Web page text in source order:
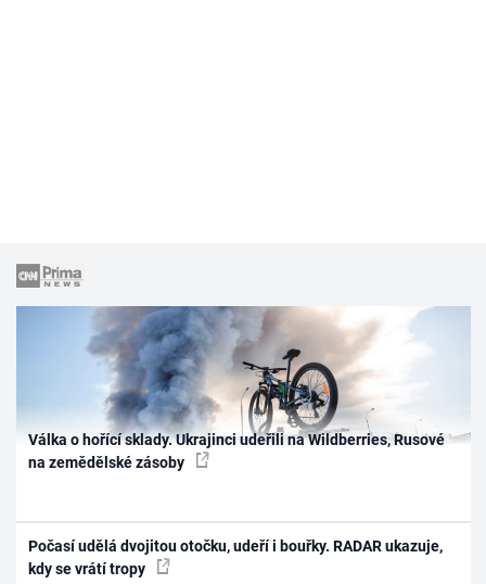
Válka o hořící sklady. Ukrajinci udeřili na Wildberries, Rusové
na zemědělské zásoby
Počasí udělá dvojitou otočku, udeří i bouřky. RADAR ukazuje,
kdy se vrátí tropy